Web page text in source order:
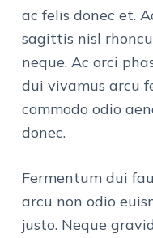
ac felis donec et.
sagittis nisl
neque. Ac orci
dui vivamus arcu
commodo odio
donec.
Fermentum dui
arcu non odio
justo. Neque